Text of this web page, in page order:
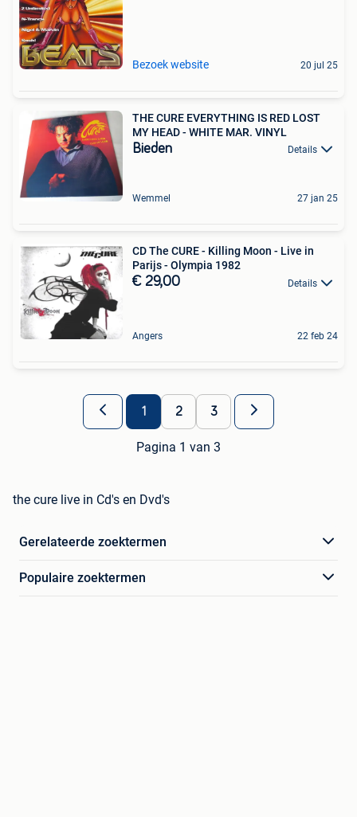
Bezoek website 20 jul 25
THE CURE EVERYTHING IS RED LOST
MY HEAD - WHITE MAR. VINYL
Bieden Details
Wemmel 27 jan 25
CD The CURE - Killing Moon - Live in
Parijs - Olympia 1982
€ 29,00 Details
Angers 22 feb 24
1 2 3
Pagina 1 van 3
the cure live in Cd's en Dvd's
Gerelateerde zoektermen
Populaire zoektermen